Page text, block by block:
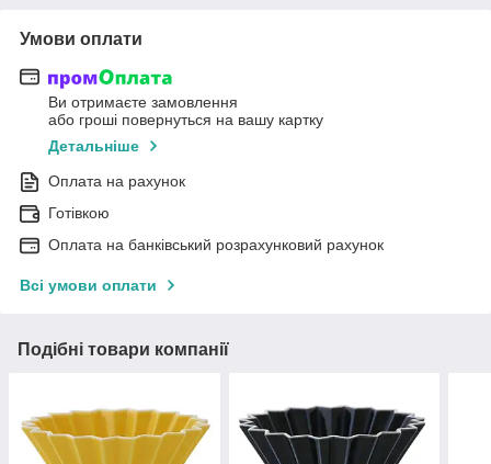
Умови оплати
Ви отримаєте замовлення
або гроші повернуться на вашу картку
Детальніше
Оплата на рахунок
Готівкою
Оплата на банківський розрахунковий рахунок
Всі умови оплати
Подібні товари компанії